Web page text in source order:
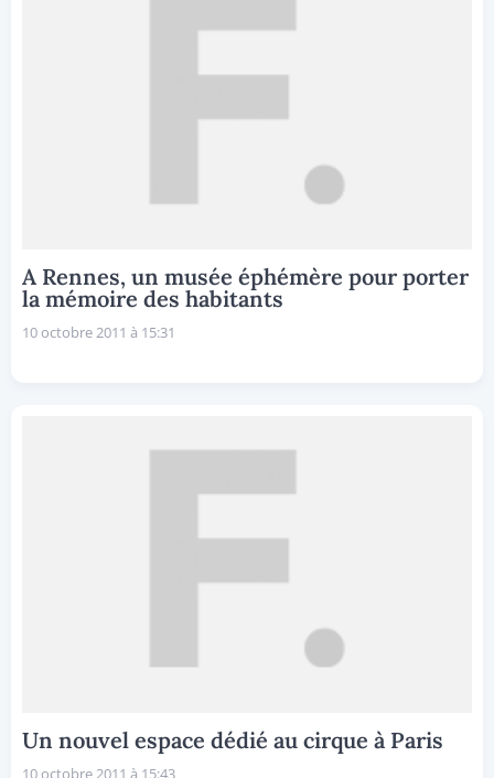
A Rennes, un musée éphémère pour porter
la mémoire des habitants
10 octobre 2011 à 15:31
Un nouvel espace dédié au cirque à Paris
10 octobre 2011 à 15:43